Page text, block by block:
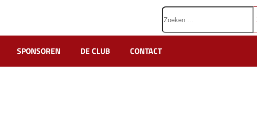
Zoeken
naar:
SPONSOREN DE CLUB CONTACT